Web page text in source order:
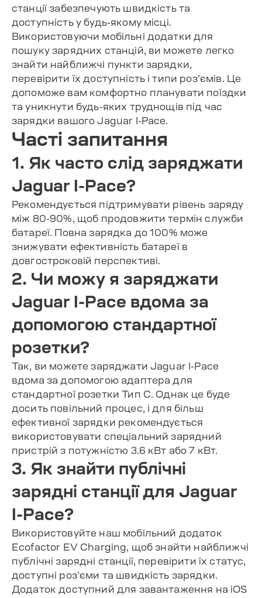
станції забезпечують швидкість та
доступність у будь-якому місці.
Використовуючи мобільні додатки для
пошуку зарядних станцій, ви можете легко
знайти найближчі пункти зарядки,
перевірити їх доступність і типи роз’ємів. Це
допоможе вам комфортно планувати поїздки
та уникнути будь-яких труднощів під час
зарядки вашого Jaguar I-Pace.
Часті запитання
1. Як часто слід заряджати
Jaguar I-Pace?
Рекомендується підтримувати рівень заряду
між 80-90%, щоб продовжити термін служби
батареї. Повна зарядка до 100% може
знижувати ефективність батареї в
довгостроковій перспективі.
2. Чи можу я заряджати
Jaguar I-Pace вдома за
допомогою стандартної
розетки?
Так, ви можете заряджати Jaguar I-Pace
вдома за допомогою адаптера для
стандартної розетки Тип C. Однак це буде
досить повільний процес, і для більш
ефективної зарядки рекомендується
використовувати спеціальний зарядний
пристрій з потужністю 3.6 кВт або 7 кВт.
3. Як знайти публічні
зарядні станції для Jaguar
I-Pace?
Використовуйте наш мобільний додаток
Ecofactor EV Charging, щоб знайти найближчі
публічні зарядні станції, перевірити їх статус,
доступні роз’єми та швидкість зарядки.
Додаток доступний для завантаження на iOS